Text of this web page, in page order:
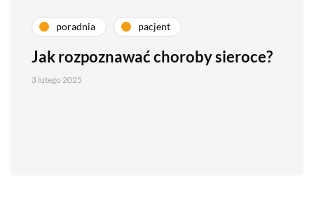
poradnia pacjent
Jak rozpoznawać choroby sieroce?
3 lutego 2025